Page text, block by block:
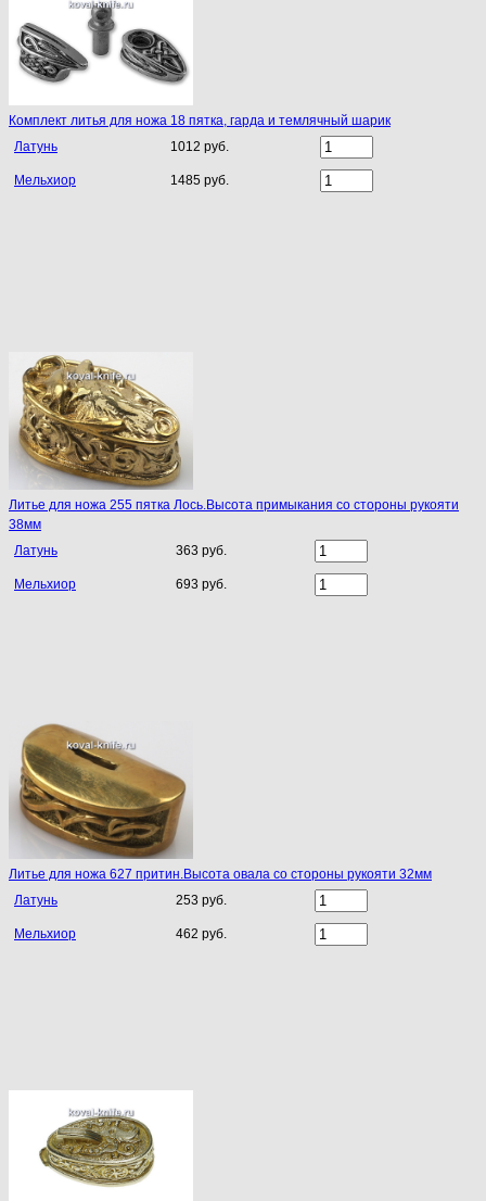
Комплект литья для ножа 18 пятка, гарда и темлячный шарик
Латунь
1012 руб.
Мельхиор 1485 руб.
Литье для ножа 255 пятка Лось.Высота примыкания со стороны рукояти
38мм
Латунь
363 руб.
Мельхиор 693 руб.
Литье для ножа 627 притин.Высота овала со стороны рукояти 32мм
Латунь
253 руб.
Мельхиор 462 руб.